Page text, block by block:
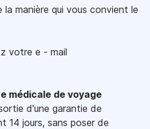
manière qui vous convient le
votre e - mail
médicale de voyage
d'une garantie de
14 jours, sans poser de